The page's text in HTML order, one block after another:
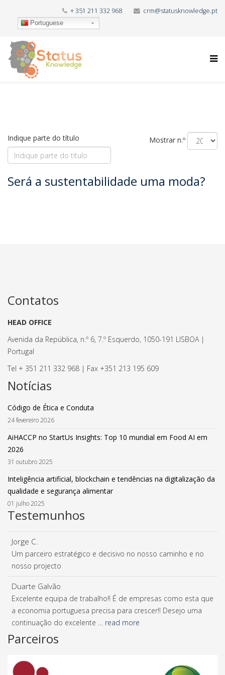
+ 351 211 332 968 crm@statusknowledge.pt
Portuguese
Indique parte do título Mostrar n.º
Será a sustentabilidade uma moda?
Contatos
HEAD OFFICE
Avenida da República, n.º 6, 7.º Esquerdo, 1050-191 LISBOA |
Portugal
Tel + 351 211 332 968 | Fax +351 213 195 609
Notícias
Código de Ética e Conduta
24 fevereiro 2026
AiHACCP no StartUs Insights: Top 10 mundial em Food AI em
2026
31 outubro 2025
Inteligência artificial, blockchain e tendências na digitalização da
qualidade e segurança alimentar
01 julho 2025
Testemunhos
Jorge C.
Um parceiro estratégico e decisivo no nosso caminho e no
nosso projecto
Duarte Galvão
Excelente equipa de trabalho!! É de empresas como esta que
a economia portuguesa precisa para crescer!! Desejo uma
continuação do excelente … read more
Parceiros